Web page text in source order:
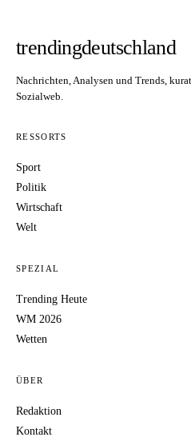
trendingdeutschland
Nachrichten, Analysen und Trends,
Sozialweb.
RESSORTS
Sport
Politik
Wirtschaft
Welt
SPEZIAL
Trending Heute
WM 2026
Wetten
ÜBER
Redaktion
Kontakt